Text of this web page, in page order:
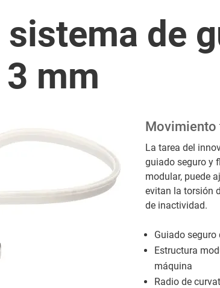
sistema de
mm
Movimiento
La tarea del
guiado seguro y
modular, puede
evitan la torsión
de inactividad.
Guiado
Estructura
máquina
Radio de